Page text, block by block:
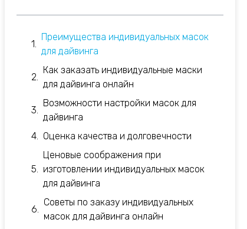
Преимущества индивидуальных масок
для дайвинга
Как заказать индивидуальные маски
для дайвинга онлайн
Возможности настройки масок для
дайвинга
Оценка качества и долговечности
Ценовые соображения при
изготовлении индивидуальных масок
для дайвинга
Советы по заказу индивидуальных
масок для дайвинга онлайн